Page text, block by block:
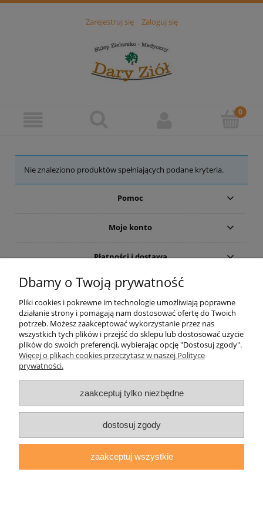
Zarejestruj się Zaloguj się
Nie znaleziono produktów spełniających podane kryteria.
Pomoc
Moje konto
Płatności i dostawa
Informacje
O nas
daryziol.pl| ul. Grodzka Nr 23, 67-200 Głogów | woj. dolnośląskie
| tel.: 513093168 | email:sklep@daryziol.pl| NIP: 6921579498 |
pokaż pełną wersję strony
Sklep internetowy Shoper.pl
Dbamy o Twoją prywatność
Pliki cookies i pokrewne im technologie umożliwiają poprawne
działanie strony i pomagają nam dostosować ofertę do Twoich
potrzeb. Możesz zaakceptować wykorzystanie przez nas
wszystkich tych plików i przejść do sklepu lub dostosować użycie
plików do swoich preferencji, wybierając opcję "Dostosuj zgody".
Więcej o plikach cookies przeczytasz w naszej Polityce
prywatności.
zaakceptuj tylko niezbędne
dostosuj zgody
zaakceptuj wszystkie